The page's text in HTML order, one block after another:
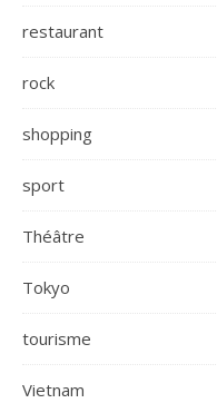
restaurant
rock
shopping
sport
Théâtre
Tokyo
tourisme
Vietnam